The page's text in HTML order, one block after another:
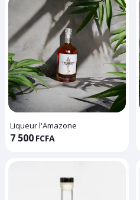
Liqueur l'Amazone
7 500 FCFA